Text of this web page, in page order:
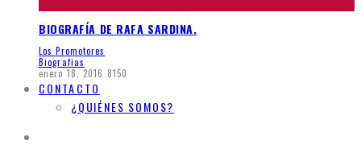
BIOGRAFÍA DE RAFA SARDINA.
Los Promotores
Biografias
enero 18, 2016 8150
CONTACTO
¿QUIÉNES SOMOS?